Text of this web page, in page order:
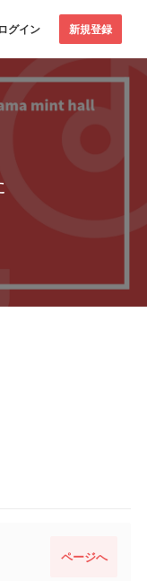
ログイン 新規登録
ページへ